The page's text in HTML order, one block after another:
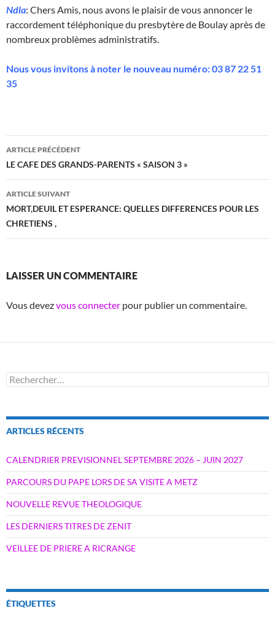
Ndla: Chers Amis, nous avons le plaisir de vous annoncer le
raccordement téléphonique du presbytère de Boulay après de
nombreux problèmes administratifs.
Nous vous invitons à noter le nouveau numéro: 03 87 22 51
35
Navigation
des
articles
ARTICLE PRÉCÉDENT
LE CAFE DES GRANDS-PARENTS « SAISON 3 »
ARTICLE SUIVANT
MORT,DEUIL ET ESPERANCE: QUELLES DIFFERENCES POUR LES
CHRETIENS ,
LAISSER UN COMMENTAIRE
Vous devezvous connecter pour publier un commentaire.
Rechercher :
ARTICLES RÉCENTS
CALENDRIER PREVISIONNEL SEPTEMBRE 2026 – JUIN 2027
PARCOURS DU PAPE LORS DE SA VISITE A METZ
NOUVELLE REVUE THEOLOGIQUE
LES DERNIERS TITRES DE ZENIT
VEILLEE DE PRIERE A RICRANGE
ÉTIQUETTES